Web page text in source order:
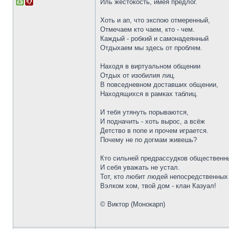
Иль жестокость, имея предлог.
Хоть и ап, что экспою отмеренный,
Отмечаем кто чаем, кто - чем.
Каждый - робкий и самонадеянный
Отдыхаем мы здесь от проблем.
Находя в виртуальном общении
Отдых от изобилия лиц.
В повседневном доставших общении,
Находящихся в рамках таблиц.
И тебя утянуть порываются,
И подначить - хоть вырос, а всёж
Детство в попе и прочем играется.
Почему не по догмам живешь?
Кто сильней предрассудков
И себя уважать не устал.
Тот, кто любит людей непосредственных
Вэлком хом, твой дом - клан Казуал!
© Виктор (Монокарп)